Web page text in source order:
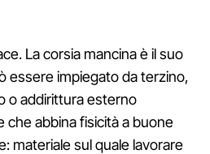
La corsia mancina è il suo
essere impiegato da terzino,
o addirittura esterno
che abbina fisicità a buone
materiale sul quale lavorare